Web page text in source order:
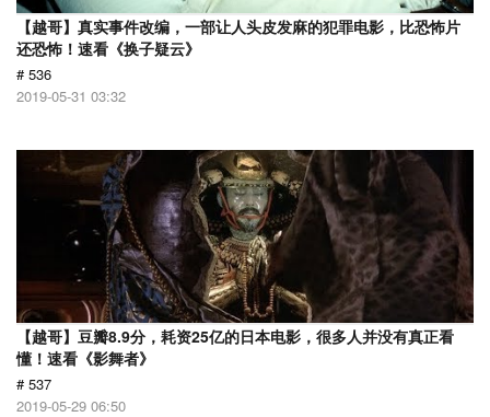
【越哥】真实事件改编，一部让人头皮发麻的犯罪电影，比恐怖片
还恐怖！速看《换子疑云》
# 536
2019-05-31 03:32
【越哥】豆瓣8.9分，耗资25亿的日本电影，很多人并没有真正看
懂！速看《影舞者》
# 537
2019-05-29 06:50